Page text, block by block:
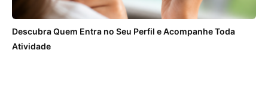
Descubra Quem Entra no Seu Perfil e Acompanhe Toda
Atividade